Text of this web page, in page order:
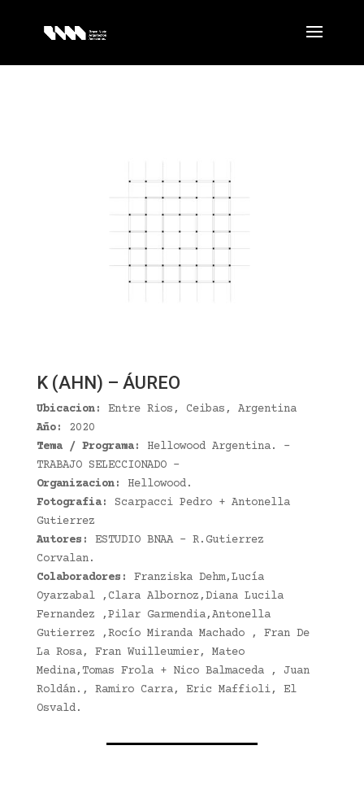
K (AHN) – ÁUREO
Ubicacion:
Entre Rios, Ceibas, Argentina
Año:
2020
Tema / Programa:
Hellowood Argentina. –
TRABAJO SELECCIONADO –
Organizacion:
Hellowood.
Fotografia:
Scarpacci Pedro + Antonella
Gutierrez
Autores:
ESTUDIO BNAA – R.Gutierrez
Corvalan.
Colaboradores:
Franziska Dehm,Lucía
Oyarzabal ,Clara Albornoz,Diana Lucila
Fernandez ,Pilar Garmendia,Antonella
Gutierrez ,Rocío Miranda Machado , Fran De
La Rosa, Fran Wuilleumier, Mateo
Medina,Tomas Frola + Nico Balmaceda , Juan
Roldán., Ramiro Carra, Eric Maffioli, El
Osvald.